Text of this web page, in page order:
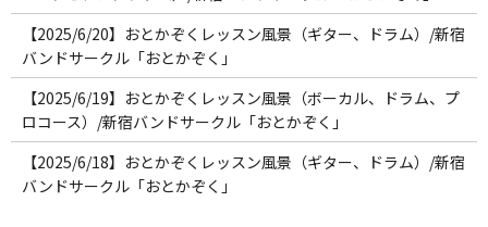
【2025/6/20】おとかぞくレッスン風景（ギター、ドラム）/新宿
バンドサークル「おとかぞく」
【2025/6/19】おとかぞくレッスン風景（ボーカル、ドラム、プ
ロコース）/新宿バンドサークル「おとかぞく」
【2025/6/18】おとかぞくレッスン風景（ギター、ドラム）/新宿
バンドサークル「おとかぞく」